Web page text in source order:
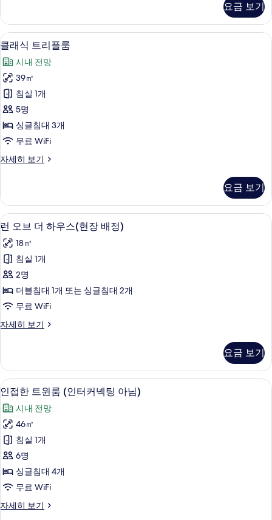
대
2
개
사
진
모
두
보
기
트
윈
룸,
글
침
대
2
개
자
세
히
기
요금 보기
클
래
식
트
리
플
룸
진
두
보
기
클래식 트리플룸 | 오리/거위털 이불,
11
클래식 트리플룸
시내 전망
39㎡
침실 1개
5명
싱글침대 3개
무료 WiFi
자세히 보기
클
리
플
룸
세
히
보
기
요금 보기
런
오
브
더
하
우
(현
배
정)
사
진
모
두
보
기
무료 세면용품, 헤어드라이어, 슬리퍼,
5
런 오브 더 하우스(현장 배정)
18㎡
침실 1개
2명
더블침대 1개 또는 싱글침대 2개
무료 WiFi
자세히 보기
런
하
우
스
장
배
정)
자
세
히
보
기
요금 보기
인
접
한
트
윈
룸
(인
커
오리/거위털 이불, 객실 내 금고, 암막
11
인접한 트윈룸 (인터커넥팅 아님)
시내 전망
46㎡
침실 1개
6명
싱글침대 4개
무료 WiFi
자세히 보기
인